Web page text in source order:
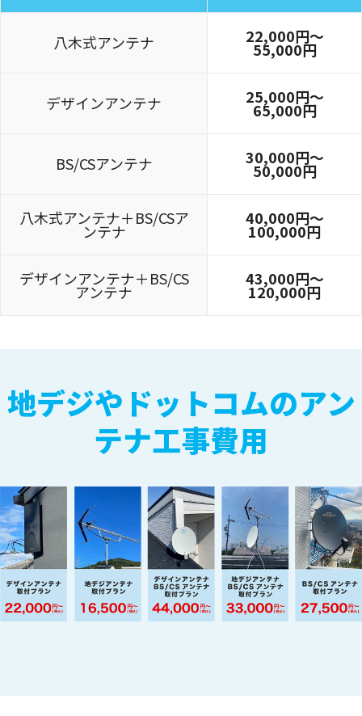
八木式アンテナ 22,000円〜
55,000円
デザインアンテナ 25,000円〜
65,000円
BS/CSアンテナ 30,000円～
50,000円
八木式アンテナ＋BS/CSア
ンテナ
40,000円～
100,000円
デザインアンテナ＋BS/CS
アンテナ
43,000円～
120,000円
地デジやドットコムのアン
テナ工事費用